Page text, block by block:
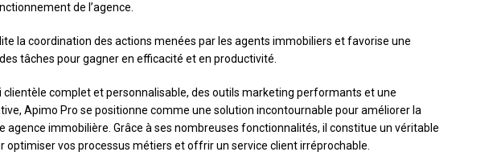
de l’agence.
la coordination des actions menées par les agents immobiliers et favorise une
tâches pour gagner en efficacité et en productivité.
clientèle complet et personnalisable, des outils marketing performants et une
Apimo Pro se positionne comme une solution incontournable pour améliorer la
agence immobilière. Grâce à ses nombreuses fonctionnalités, il constitue un véritable
optimiser vos processus métiers et offrir un service client irréprochable.